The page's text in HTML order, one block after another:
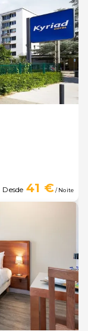
Desde 41 €/ Noite